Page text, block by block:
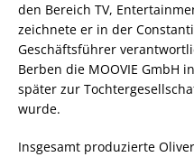
den Bereich TV,
zeichnete er in der
Geschäftsführer
Berben die MOOVIE GmbH
später zur
wurde.
Insgesamt produzierte